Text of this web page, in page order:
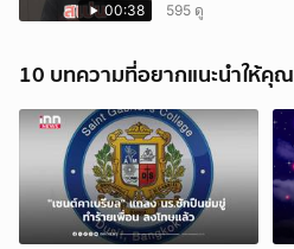
00:38 595 ดู
10 บทความที่อยากแนะนำให้คุณ